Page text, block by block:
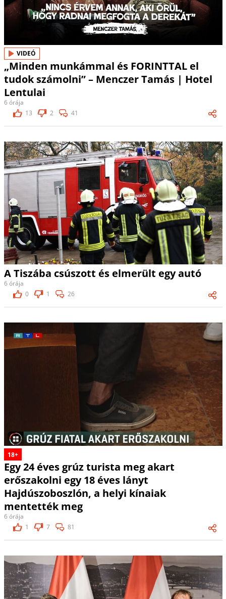
VIDEÓ
„Minden munkámmal és FORINTTAL el
tudok számolni” – Menczer Tamás | Hotel
Lentulai
6 órája
13
2 41
A Tiszába csúszott és elmerült egy autó
6 órája
0
1 26
18+
Egy 24 éves grúz turista meg akart
erőszakolni egy 18 éves lányt
Hajdúszoboszlón, a helyi kínaiak
mentették meg
6 órája
1
7 81